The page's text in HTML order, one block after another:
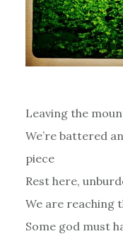
Leaving the
We’re battered
piece
Rest here,
We are reaching
Some god must